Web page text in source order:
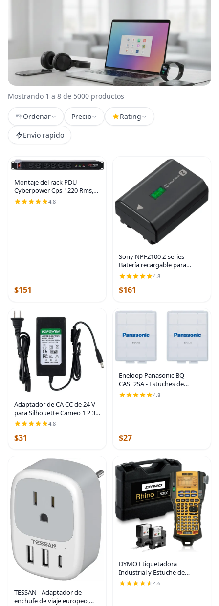
Mostrando 1 a 8 de 5000 productos
Ordenar Precio
Rating
Envio rapido
Montaje del rack PDU
Cyberpower Cps-1220 Rms,
conector múltiple, 12 salida
20 A, 2400 VA, 1800 julios
4.8
$151
Sony NPFZ100 Z-series -
Batería recargable para
cámaras digitales Alpha A7 III,
A7R III, A9 color negro |
Batería Infolithium Z de 7.2 V
4.8
$161
Adaptador de CA CC de 24 V
para Silhouette Cameo 1 2 3
SD Retrato Estudio Máquina
de reemplazo Adaptador de
cable de alimentación,
4.8
$31
Eneloop Panasonic BQ-
CASE2SA - Estuches de
almacenamiento de batería
con capacidad para 4 pilas AA
4.8
$27
TESSAN - Adaptador de
enchufe de viaje europeo,
DYMO Etiquetadora
Industrial y Estuche de
Transporte RhinoPRO 5200
Etiquetadora, para Sitios de
4.6